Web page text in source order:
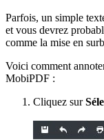
Parfois, un simple
et vous devrez
comme la mise en
Voici comment
MobiPDF :
Cliquez sur